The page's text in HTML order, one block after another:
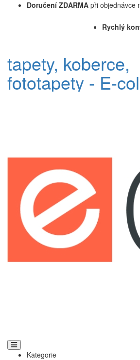
Doručení ZDARMA při objednávce
Rychlý
tapety, koberce,
fototapety - E-
Kategorie